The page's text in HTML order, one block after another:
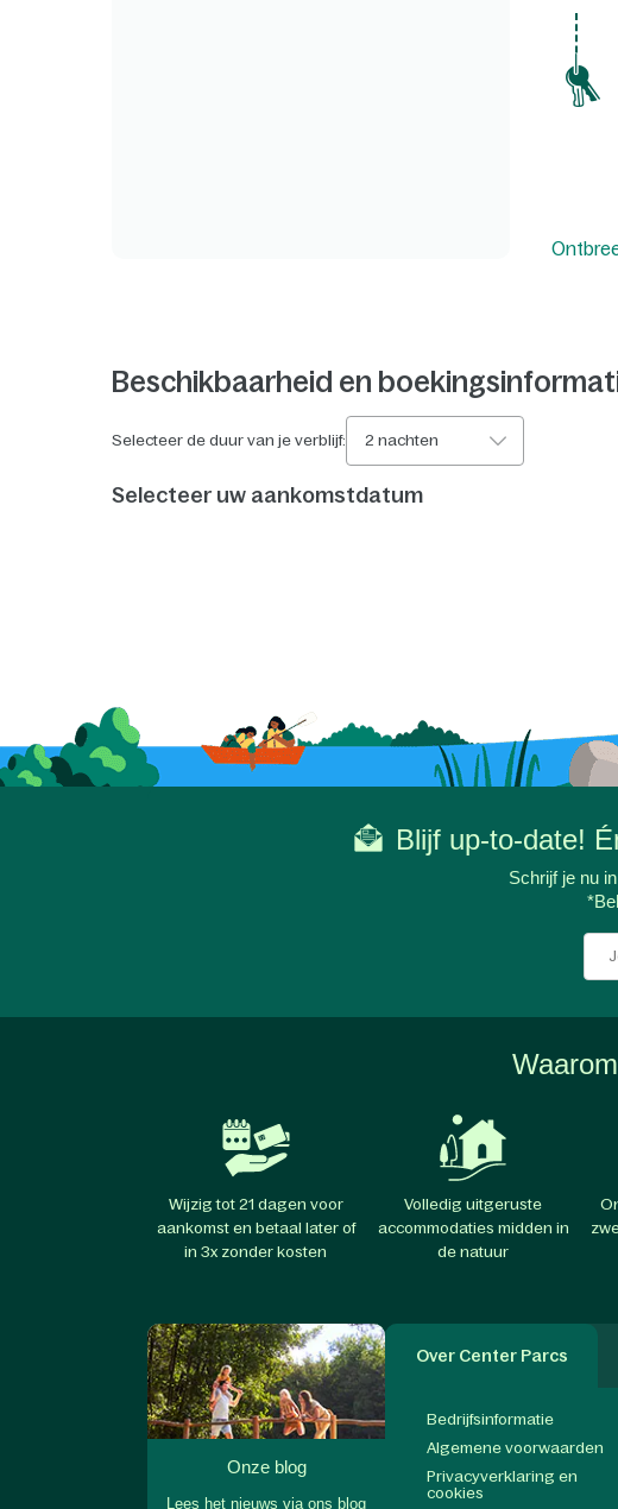
Beschikbaarheid en
Selecteer de duur van je verblijf: 2 nachten
Selecteer uw aankomstdatum
Blijf up-to-date!
Schrijf je nu
Wijzig tot 21 dagen voor
aankomst en betaal later of
in 3x zonder kosten
Volledig uitgeruste
accommodaties midden in
de natuur
Onze blog
Lees het nieuws via ons blog
Over Center Parcs
Bedrijfsinformatie
Algemene voorwaarden
Privacyverklaring en
cookies